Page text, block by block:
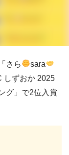
さら
sara
しずおか 2025
グ」で2位入賞